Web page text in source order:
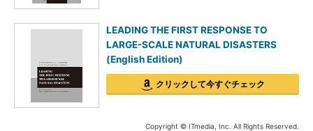
LEADING THE FIRST RESPONSE TO
LARGE-SCALE NATURAL DISASTERS
(English Edition)
クリックして今すぐチェック
Copyright © ITmedia, Inc. All Rights Reserved.